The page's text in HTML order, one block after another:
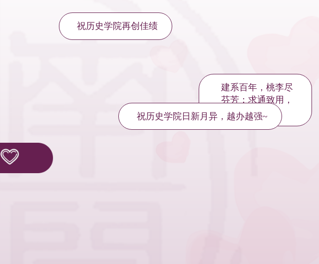
祝历史学院再创佳绩
建系百年，桃李尽
芬芳；求通致用，
明日更辉煌！
祝历史学院日新月异，越办越强~